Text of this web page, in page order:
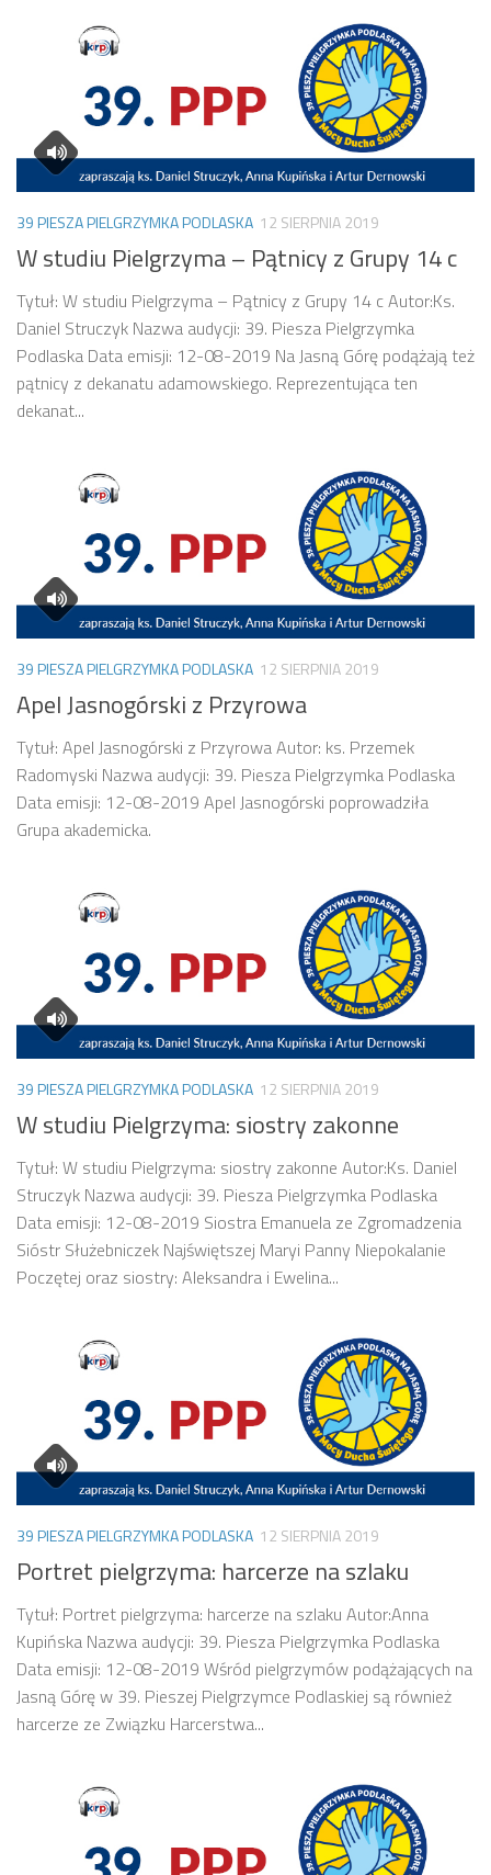
39 PIESZA PIELGRZYMKA PODLASKA 12 SIERPNIA 2019
W studiu Pielgrzyma – Pątnicy z Grupy 14 c
Tytuł: W studiu Pielgrzyma – Pątnicy z Grupy 14 c Autor:Ks.
Daniel Struczyk Nazwa audycji: 39. Piesza Pielgrzymka
Podlaska Data emisji: 12-08-2019 Na Jasną Górę podążają też
pątnicy z dekanatu adamowskiego. Reprezentująca ten
dekanat...
39 PIESZA PIELGRZYMKA PODLASKA 12 SIERPNIA 2019
Apel Jasnogórski z Przyrowa
Tytuł: Apel Jasnogórski z Przyrowa Autor: ks. Przemek
Radomyski Nazwa audycji: 39. Piesza Pielgrzymka Podlaska
Data emisji: 12-08-2019 Apel Jasnogórski poprowadziła
Grupa akademicka.
39 PIESZA PIELGRZYMKA PODLASKA 12 SIERPNIA 2019
W studiu Pielgrzyma: siostry zakonne
Tytuł: W studiu Pielgrzyma: siostry zakonne Autor:Ks. Daniel
Struczyk Nazwa audycji: 39. Piesza Pielgrzymka Podlaska
Data emisji: 12-08-2019 Siostra Emanuela ze Zgromadzenia
Sióstr Służebniczek Najświętszej Maryi Panny Niepokalanie
Poczętej oraz siostry: Aleksandra i Ewelina...
39 PIESZA PIELGRZYMKA PODLASKA 12 SIERPNIA 2019
Portret pielgrzyma: harcerze na szlaku
Tytuł: Portret pielgrzyma: harcerze na szlaku Autor:Anna
Kupińska Nazwa audycji: 39. Piesza Pielgrzymka Podlaska
Data emisji: 12-08-2019 Wśród pielgrzymów podążających na
Jasną Górę w 39. Pieszej Pielgrzymce Podlaskiej są również
harcerze ze Związku Harcerstwa...